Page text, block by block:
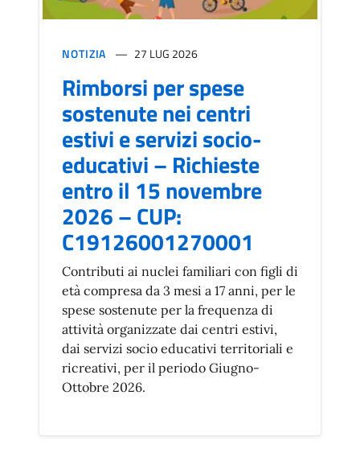
NOTIZIA 27 LUG 2026
Rimborsi per spese
sostenute nei centri
estivi e servizi socio-
educativi – Richieste
entro il 15 novembre
2026 – CUP:
C19126001270001
Contributi ai nuclei familiari con figli di
età compresa da 3 mesi a 17 anni, per le
spese sostenute per la frequenza di
attività organizzate dai centri estivi,
dai servizi socio educativi territoriali e
ricreativi, per il periodo Giugno-
Ottobre 2026.